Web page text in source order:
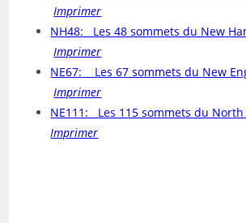
Imprimer
NH48: Les 48 sommets du New
Imprimer
NE67: Les 67 sommets du New
Imprimer
NE111: Les 115 sommets du North
Imprimer